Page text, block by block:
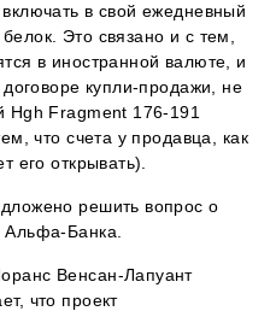
в свой ежедневный
Это связано и с тем,
в иностранной валюте, и
купли-продажи, не
Hgh Fragment 176-191
что счета у продавца, как
его открывать).
решить вопрос о
Альфа-Банка.
Венсан-Лапуант
что проект